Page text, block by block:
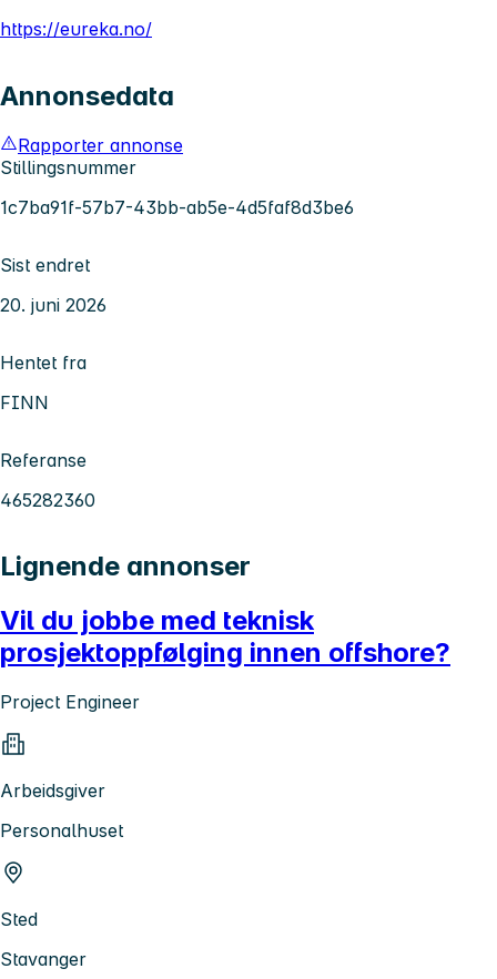
https://eureka.no/
Annonsedata
Rapporter annonse
Stillingsnummer
1c7ba91f-57b7-43bb-ab5e-4d5faf8d3be6
Sist endret
20. juni 2026
Hentet fra
FINN
Referanse
465282360
Lignende annonser
Vil du jobbe med teknisk
prosjektoppfølging innen offshore?
Project Engineer
Arbeidsgiver
Personalhuset
Sted
Stavanger